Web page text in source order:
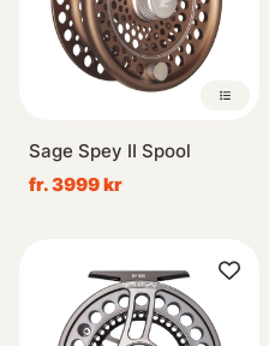
Sage Spey II Spool
fr. 3999 kr